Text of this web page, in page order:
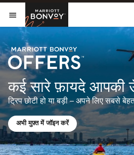
Skip to Content
मेनू खोलेंमैरियट बोनवॉय
कई सारे फ़ायदे आपकी
ट्रिप छोटी हो या बड़ी – अपने लिए सबसे
अभी मुफ़्त में जॉइन करें